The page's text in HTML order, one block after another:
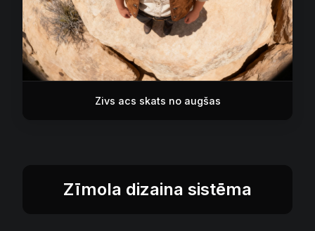
Zivs acs skats no augšas
Zīmola dizaina sistēma